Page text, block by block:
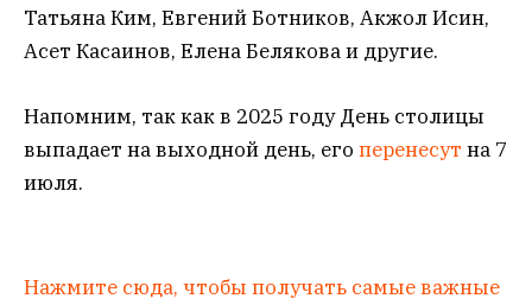
Татьяна Ким, Евгений Ботников, Акжол Исин,
Асет Касаинов, Елена Белякова и другие.
Напомним, так как в 2025 году День столицы
выпадает на выходной день, его перенесут на 7
июля.
Нажмите сюда, чтобы получать самые важные